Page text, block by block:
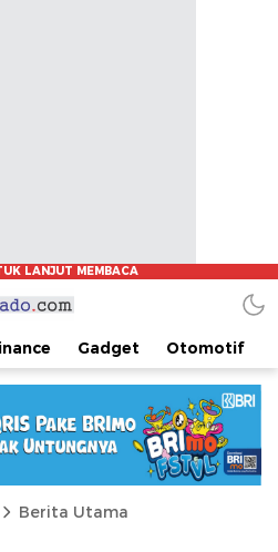
Gadget Otomotif
Berita Utama